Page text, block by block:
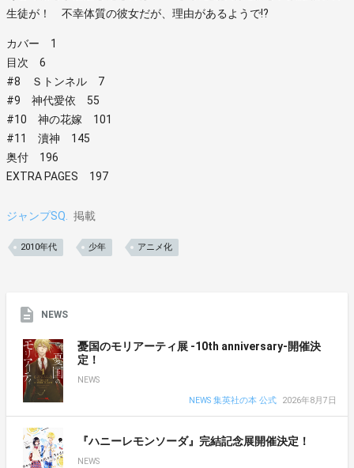
生徒が！ 不幸体質の彼女だが、理由があるようで!?
カバー 1
目次 6
#8 Ｓトンネル 7
#9 神代愛依 55
#10 神の花嫁 101
#11 瀆神 145
奥付 196
EXTRA PAGES 197
ジャンプSQ. 掲載
2010年代 少年 アニメ化
NEWS
憂国のモリアーティ展 -10th anniversary-開催決
定！
NEWS
NEWS 集英社の本 公式
2026年8月7日
『ハニーレモンソーダ』完結記念展開催決定！
NEWS